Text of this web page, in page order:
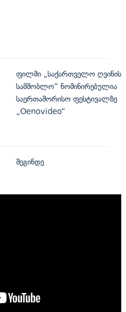
ფილმი „საქართველო ღვინის
სამშობლო“ ნომინირებულია
საერთაშორისო ფესტივალზე
„Oenovideo“
შეგინდე